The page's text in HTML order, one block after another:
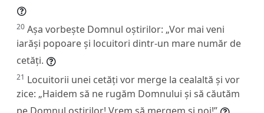
20 Așa vorbește Domnul oștirilor: „Vor mai veni
iarăși popoare și locuitori dintr-un mare număr de
cetăți.
21 Locuitorii unei cetăți vor merge la cealaltă și vor
zice: „Haidem să ne rugăm Domnului și să căutăm